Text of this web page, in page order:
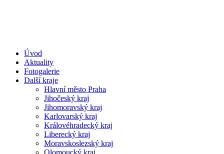
Úvod
Aktuality
Fotogalerie
Další kraje
Hlavní město Praha
Jihočeský kraj
Jihomoravský kraj
Karlovarský kraj
Královéhradecký kraj
Liberecký kraj
Moravskoslezský kraj
Olomoucký kraj